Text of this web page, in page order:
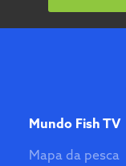
Mundo Fish TV
Mapa da pesca